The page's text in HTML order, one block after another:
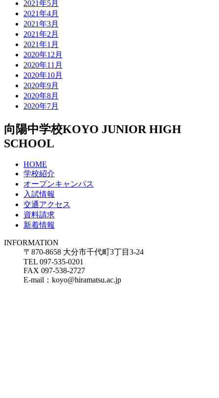
2021年5月
2021年4月
2021年3月
2021年2月
2021年1月
2020年12月
2020年11月
2020年10月
2020年9月
2020年8月
2020年7月
向陽中学校KOYO JUNIOR HIGH
SCHOOL
HOME
学校紹介
オープンキャンパス
入試情報
交通アクセス
資料請求
新着情報
INFORMATION
〒870-8658 大分市千代町3丁目3-24
TEL 097-535-0201
FAX 097-538-2727
E-mail：koyo@hiramatsu.ac.jp